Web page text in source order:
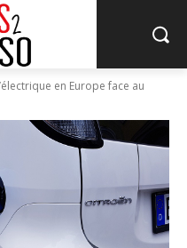
en Europe face au